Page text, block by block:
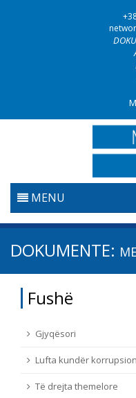
MENU
FILLESTARE
LUFTA KUNDËR KORRUPSIONIT
TË DREJTA THEMELORE
E DREJTA E QYTETARËVE TË
Kërko
Fushë / lëmi
Nën burim
DOKUMENTE:
Fushë
Gjyqësori
Lufta kundër
Të drejta themelore